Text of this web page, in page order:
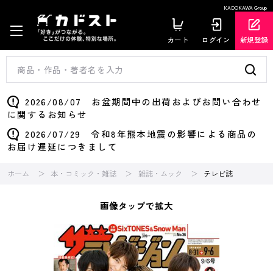
KADOKAWA Group
カート ログイン 新規登録
2026/08/07 お盆期間中の出荷およびお問い合わせ
に関するお知らせ
2026/07/29 令和8年熊本地震の影響による商品の
お届け遅延につきまして
ホーム 本・コミック・雑誌 雑誌・ムック テレビ誌
画像タップで拡大